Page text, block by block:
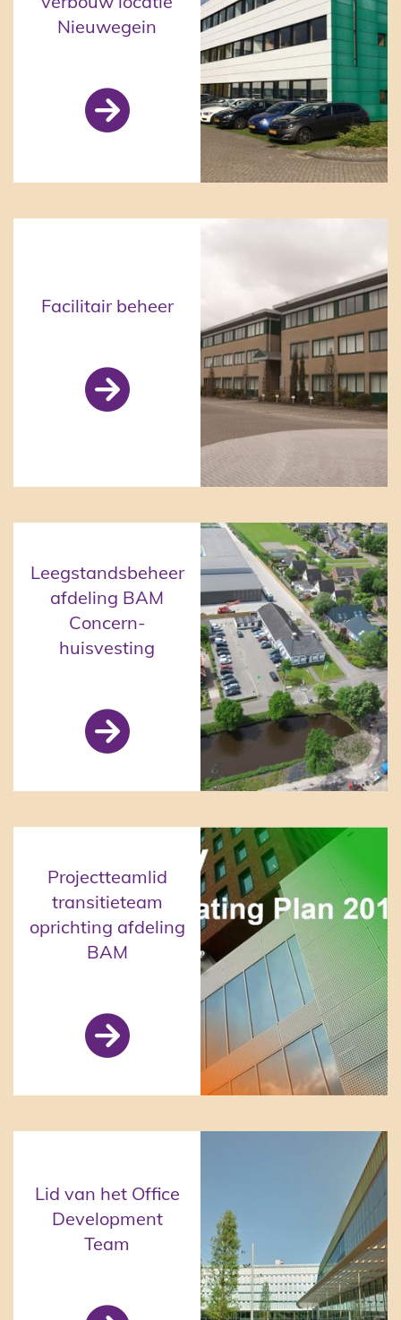
Nieuwegein

Facilitair beheer

Leegstandsbeheer
afdeling BAM
Concern-
huisvesting

Projectteamlid
transitieteam
oprichting afdeling
BAM

Lid van het Office
Development
Team